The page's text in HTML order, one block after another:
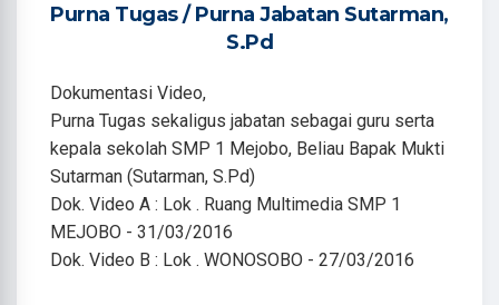
Purna Tugas / Purna Jabatan Sutarman,
S.Pd
Dokumentasi Video,
Purna Tugas sekaligus jabatan sebagai guru serta
kepala sekolah SMP 1 Mejobo, Beliau Bapak Mukti
Sutarman (Sutarman, S.Pd)
Dok. Video A : Lok . Ruang Multimedia SMP 1
MEJOBO - 31/03/2016
Dok. Video B : Lok . WONOSOBO - 27/03/2016